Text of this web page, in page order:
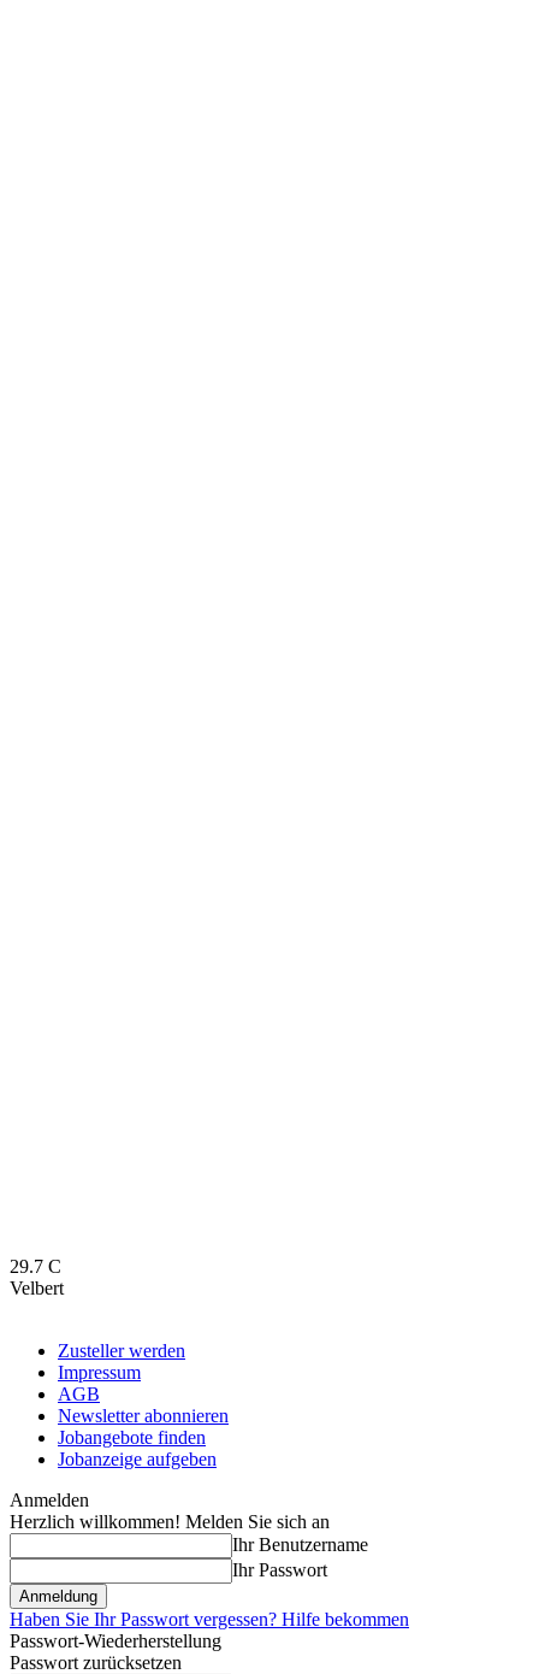
29.7 C
Velbert
Zusteller werden
Impressum
AGB
Newsletter abonnieren
Jobangebote finden
Jobanzeige aufgeben
Anmelden
Herzlich willkommen! Melden Sie sich an
Ihr Benutzername
Ihr Passwort
Haben Sie Ihr Passwort vergessen? Hilfe bekommen
Passwort-Wiederherstellung
Passwort zurücksetzen